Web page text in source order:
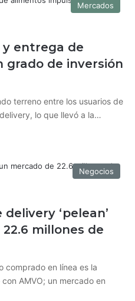
Mercados
entrega de
grado de inversión
terreno entre los usuarios de
lo que llevó a la…
Negocios
‘pelean’
millones de
comprado en línea es la
AMVO; un mercado en